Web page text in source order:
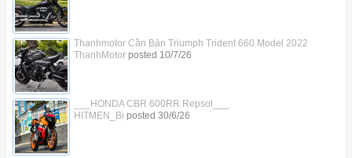
Thanhmotor Cần Bán Triumph Trident 660 Model 2022
ThanhMotorposted 10/7/26
___HONDA CBR 600RR Repsol___
HITMEN_Bi posted 30/6/26